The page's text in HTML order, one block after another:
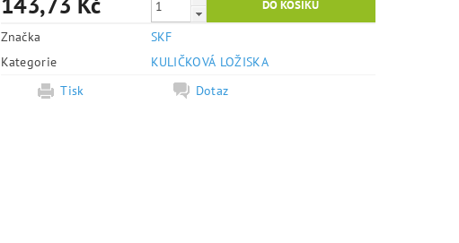
Značka
SKF
Kategorie
KULIČKOVÁ LOŽISKA
Tisk
Dotaz